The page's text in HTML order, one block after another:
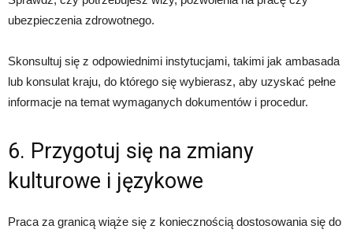
ubezpieczenia zdrowotnego.
Skonsultuj się z odpowiednimi instytucjami, takimi jak ambasada
lub konsulat kraju, do którego się wybierasz, aby uzyskać pełne
informacje na temat wymaganych dokumentów i procedur.
6. Przygotuj się na zmiany
kulturowe i językowe
Praca za granicą wiąże się z koniecznością dostosowania się do